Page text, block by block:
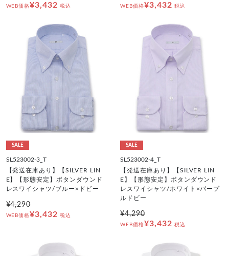
WEB価格¥3,432 税込 WEB価格¥3,432 税込
SALE
SL523002-3_T
【発送在庫あり】【SILVER LIN
E】【形態安定】ボタンダウンド
レスワイシャツ/ブルー×ドビー
¥4,290
WEB価格¥3,432 税込
SALE
SL523002-4_T
【発送在庫あり】【SILVER LIN
E】【形態安定】ボタンダウンド
レスワイシャツ/ホワイト×パープ
ルドビー
¥4,290
WEB価格¥3,432 税込